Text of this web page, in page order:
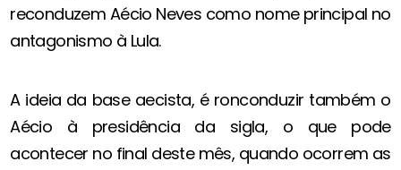
reconduzem Aécio Neves como nome principal no
antagonismo à Lula.
A ideia da base aecista, é ronconduzir também o
Aécio à presidência da sigla, o que pode
acontecer no final deste mês, quando ocorrem as